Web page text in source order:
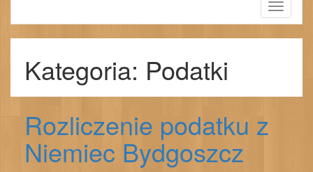
Toggle
Kategoria: Podatki
Rozliczenie podatku z
Niemiec Bydgoszcz